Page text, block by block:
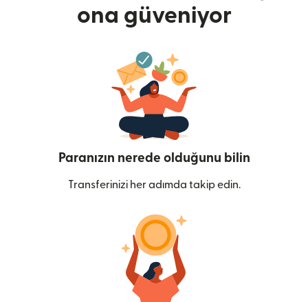
ona güveniyor
Paranızın nerede olduğunu bilin
Transferinizi her adımda takip edin.